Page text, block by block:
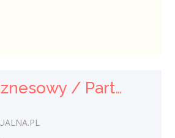
Partner Biznesowy / Partnerka Biznesowa – agencja marketingu online